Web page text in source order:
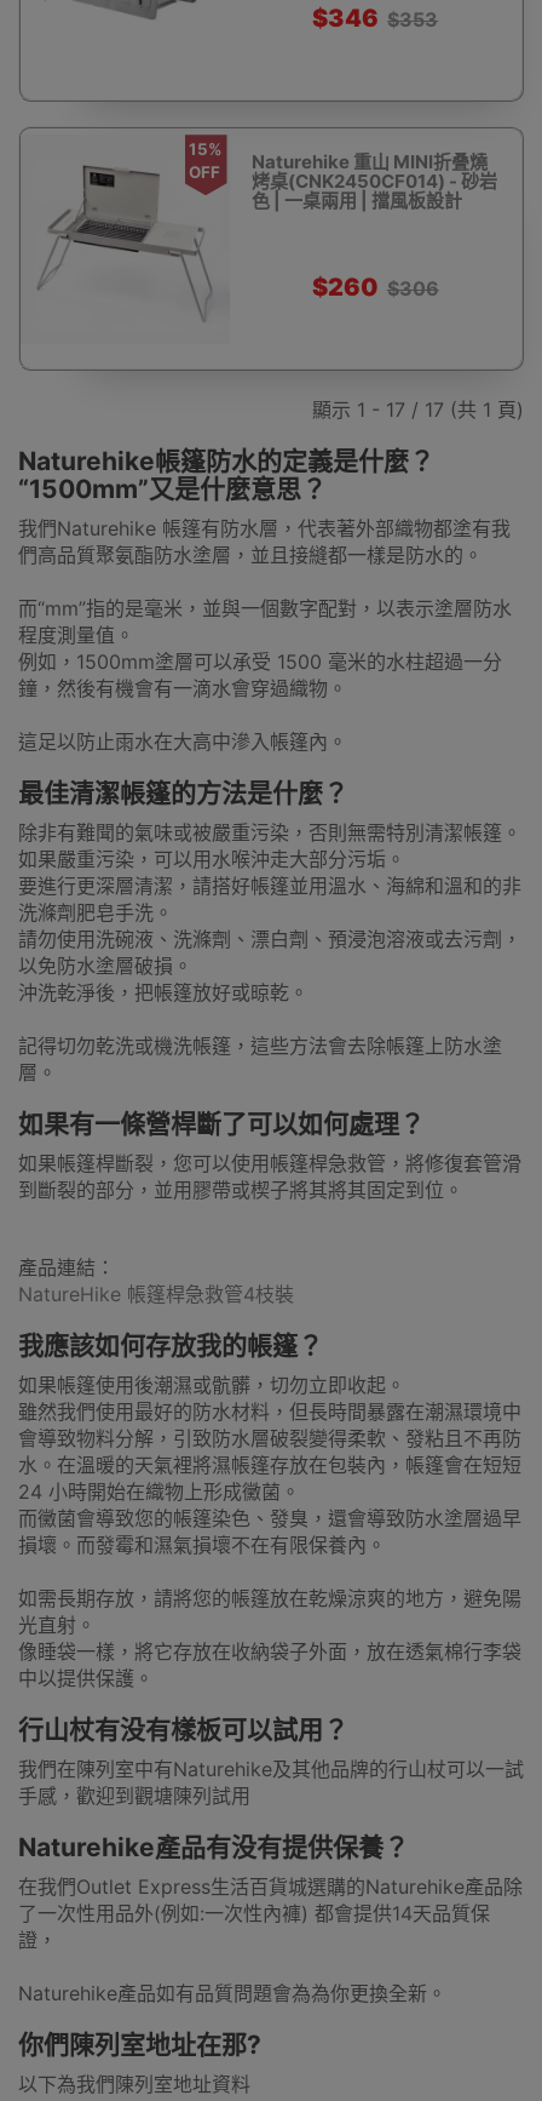
$346 $353
15%
OFF
Naturehike 重山 MINI折叠燒
烤桌(CNK2450CF014) - 砂岩
色 | 一桌兩用 | 擋風板設計
$260 $306
顯示 1 - 17 / 17 (共 1 頁)
Naturehike帳篷防水的定義是什麼？
“1500mm”又是什麼意思？
我們Naturehike 帳篷有防水層，代表著外部織物都塗有我
們高品質聚氨酯防水塗層，並且接縫都一樣是防水的。
而“mm”指的是毫米，並與一個數字配對，以表示塗層防水
程度測量值。
例如，1500mm塗層可以承受 1500 毫米的水柱超過一分
鐘，然後有機會有一滴水會穿過織物。
這足以防止雨水在大高中滲入帳篷內。
最佳清潔帳篷的方法是什麼？
除非有難聞的氣味或被嚴重污染，否則無需特別清潔帳篷。
如果嚴重污染，可以用水喉沖走大部分污垢。
要進行更深層清潔，請搭好帳篷並用溫水、海綿和溫和的非
洗滌劑肥皂手洗。
請勿使用洗碗液、洗滌劑、漂白劑、預浸泡溶液或去污劑，
以免防水塗層破損。
沖洗乾淨後，把帳篷放好或晾乾。
記得切勿乾洗或機洗帳篷，這些方法會去除帳篷上防水塗
層。
如果有一條營桿斷了可以如何處理？
如果帳篷桿斷裂，您可以使用帳篷桿急救管，將修復套管滑
到斷裂的部分，並用膠帶或楔子將其將其固定到位。
產品連結：
NatureHike 帳篷桿急救管4枝裝
我應該如何存放我的帳篷？
如果帳篷使用後潮濕或骯髒，切勿立即收起。
雖然我們使用最好的防水材料，但長時間暴露在潮濕環境中
會導致物料分解，引致防水層破裂變得柔軟、發粘且不再防
水。在溫暖的天氣裡將濕帳篷存放在包裝內，帳篷會在短短
24 小時開始在織物上形成黴菌。
而黴菌會導致您的帳篷染色、發臭，還會導致防水塗層過早
損壞。而發霉和濕氣損壞不在有限保養內。
如需長期存放，請將您的帳篷放在乾燥涼爽的地方，避免陽
光直射。
像睡袋一樣，將它存放在收納袋子外面，放在透氣棉行李袋
中以提供保護。
行山杖有没有樣板可以試用？
我們在陳列室中有Naturehike及其他品牌的行山杖可以一試
手感，歡迎到觀塘陳列試用
Naturehike產品有没有提供保養？
在我們Outlet Express生活百貨城選購的Naturehike產品除
了一次性用品外(例如:一次性內褲) 都會提供14天品質保
證，
Naturehike產品如有品質問題會為為你更換全新。
你們陳列室地址在那?
以下為我們陳列室地址資料